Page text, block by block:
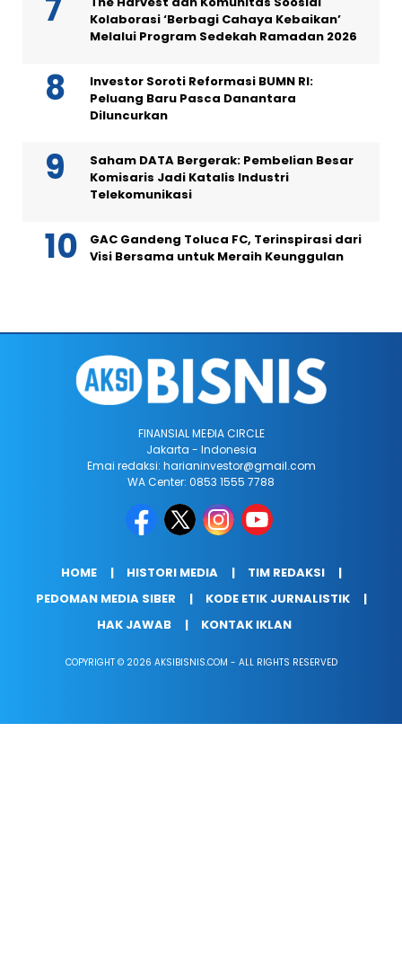
Kolaborasi ‘Berbagi Cahaya Kebaikan’
Melalui Program Sedekah Ramadan 2026
Investor Soroti Reformasi BUMN RI:
Peluang Baru Pasca Danantara
Diluncurkan
Saham DATA Bergerak: Pembelian Besar
Komisaris Jadi Katalis Industri
Telekomunikasi
GAC Gandeng Toluca FC, Terinspirasi dari
Visi Bersama untuk Meraih Keunggulan
FINANSIAL MEÐIA CIRCLE
Jakarta - Indonesia
Emai redaksi: harianinvestor@gmail.com
WA Center: 0853 1555 7788
HOME HISTORI MEDIA
TIM REDAKSI
PEDOMAN MEDIA SIBER
KODE ETIK JURNALISTIK
HAK JAWAB
KONTAK IKLAN
COPYRIGHT © 2026 AKSIBISNIS.COM - ALL RIGHTS RESERVED